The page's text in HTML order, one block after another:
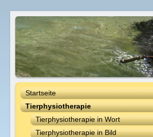
Startseite
Tierphysiotherapie
Tierphysiotherapie in Wort
Tierphysiotherapie in Bild